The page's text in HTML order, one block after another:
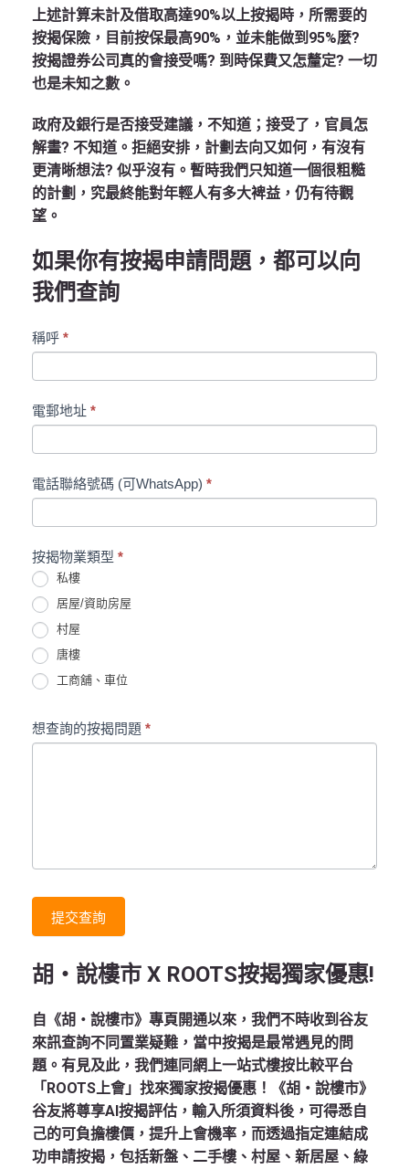
上述計算未計及借取高達90%以上按揭時，所需要的
按揭保險，目前按保最高90%，並未能做到95%麼?
按揭證券公司真的會接受嗎? 到時保費又怎釐定? 一切
也是未知之數。
政府及銀行是否接受建議，不知道；接受了，官員怎
解畫? 不知道。拒絕安排，計劃去向又如何，有沒有
更清晰想法? 似乎沒有。暫時我們只知道一個很粗糙
的計劃，究最終能對年輕人有多大裨益，仍有待觀
望。
如果你有按揭申請問題，都可以向
我們查詢
Roots
聯
絡
表
格
稱呼 *
電郵地址 *
電話聯絡號碼 (可WhatsApp) *
按揭物業類型 *
私樓
居屋/資助房屋
村屋
唐樓
工商舖、車位
想查詢的按揭問題 *
提交查詢
胡‧說樓市 X ROOTS按揭獨家優惠!
自《胡‧說樓市》專頁開通以來，我們不時收到谷友
來訊查詢不同置業疑難，當中按揭是最常遇見的問
題。有見及此，我們連同網上一站式樓按比較平台
「ROOTS上會」找來獨家按揭優惠！《胡‧說樓市》
谷友將尊享AI按揭評估，輸入所須資料後，可得悉自
己的可負擔樓價，提升上會機率，而透過指定連結成
功申請按揭，包括新盤、二手樓、村屋、新居屋、綠